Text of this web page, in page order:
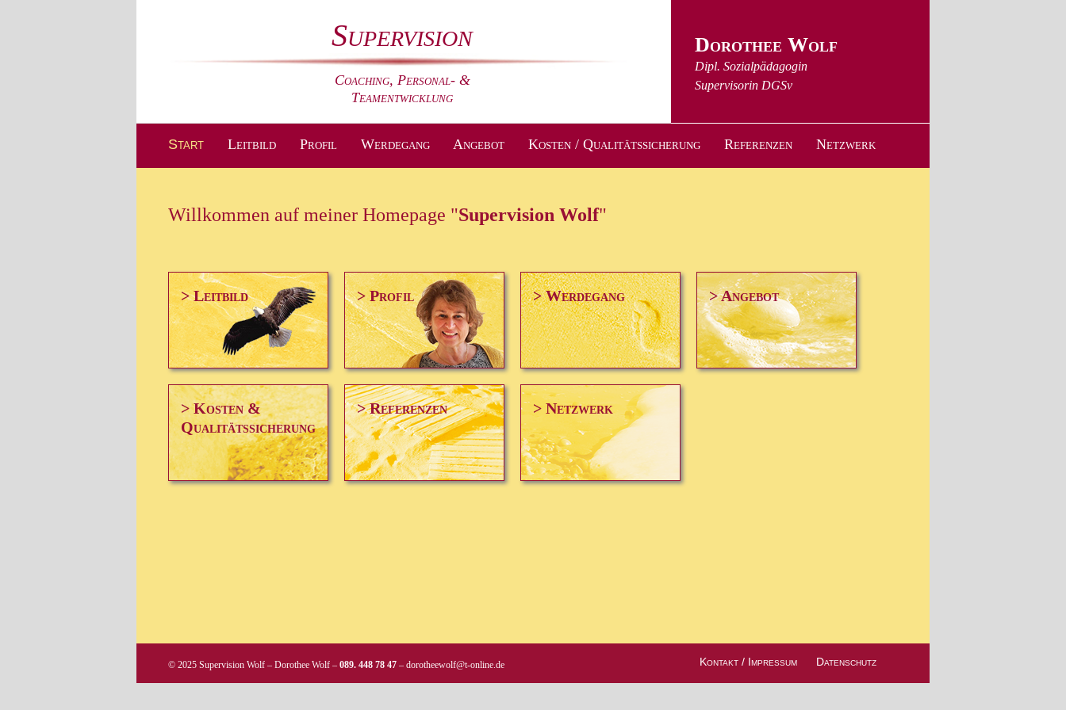
Supervision
Coaching, Personal- &
Teamentwicklung
Dorothee Wolf
Dipl. Sozialpädagogin
Supervisorin DGSv
Start Leitbild Profil Werdegang Angebot Kosten / Qualitätssicherung Referenzen Netzwerk
Willkommen auf meiner Homepage "Supervision Wolf"
> Leitbild > Profil > Werdegang > Angebot
> Kosten &
Qualitätssicherung
> Referenzen > Netzwerk
© 2025 Supervision Wolf – Dorothee Wolf – 089. 448 78 47 – dorotheewolf@t-online.de Kontakt / Impressum Datenschutz